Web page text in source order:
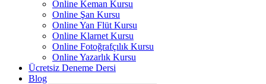
Online Keman Kursu
Online Şan Kursu
Online Yan Flüt Kursu
Online Klarnet Kursu
Online Fotoğrafçılık Kursu
Online Yazarlık Kursu
Ücretsiz Deneme Dersi
Blog